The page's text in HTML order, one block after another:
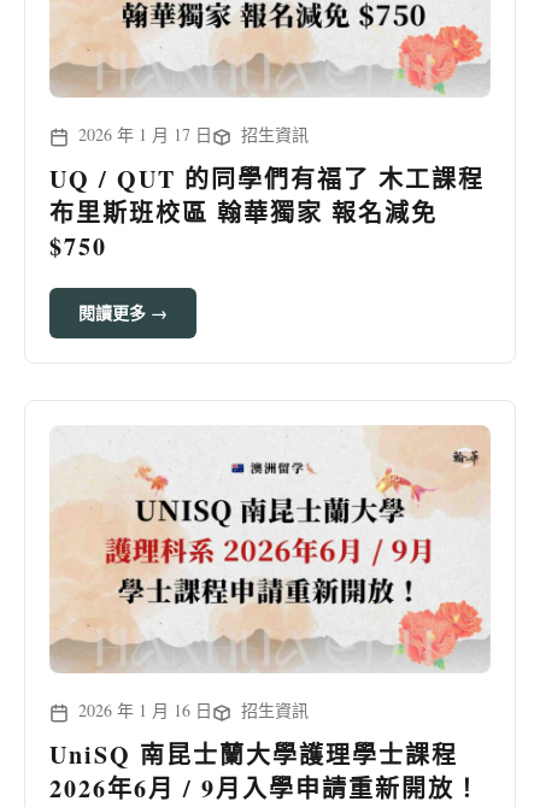
2026 年 1 月 17 日 招生資訊
UQ / QUT 的同學們有福了 木工課程
布里斯班校區 翰華獨家 報名減免
$750
閱讀更多 →
2026 年 1 月 16 日 招生資訊
UniSQ 南昆士蘭大學護理學士課程
2026年6月 / 9月入學申請重新開放！